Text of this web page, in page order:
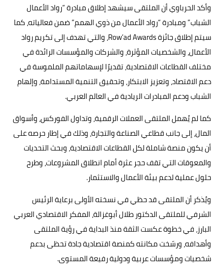
وأكد الحرباوي أن الملتقى سيشهد إطلاق مبادرة “رواد الأعمال
الشباب” ومبادرة “رواد الأعمال من ذوي الهمم” ضمن فعالياته، كما
سيتم إطلاق جائزة Row’ad Awards، والتي تهدف إلى تكريم رواد
الأعمال، والشخصيات المؤثرة، والشركات والمؤسسات الرائدة في
مختلف القطاعات الاقتصادية، تقديرًا لإسهاماتهم الملموسة في
دعم الاقتصاد، وتعزيز الابتكار، وتحقيق التنمية المستدامة، وإلهام
الشباب ودعم المبادرات الريادية في العالم العربي.
كما لم يُهمل الملتقى العملات الرقمية، وتداول الفوركس، وأسواق
المال، إلى جانب قطاعي الصناعة والتجارة، وذلك في إطار حرصه على
أن يكون منصة شاملة لكل القطاعات الاقتصادية، وبحث التحديات
والمعوقات التي تقف حجر عثرة أمام انطلاق المشروعات، وطرح
حلول عملية لدعم بيئة الأعمال والاستثمار.
ويُذكر أن الملتقى قد حظي في نسخته الأولى برعاية الرئيس
الشرفي للملتقى الدكتور طلال أبوغزالة، المفكر الاقتصادي العربي
البارز، في خطوة عكست الثقة منذ البداية في رؤية الملتقى
وأهدافه، ورسّخت مكانته كمنصة اقتصادية جادة تحظى بدعم
شخصيات ومؤسسات عربية ودولية رفيعة المستوى.